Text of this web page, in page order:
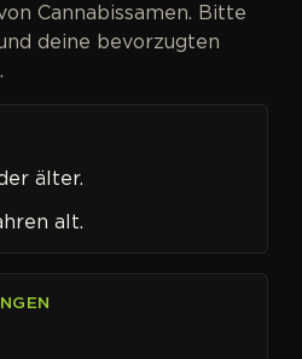
Seed Co.
Cannabissamen. Bitte
deine bevorzugten
älter.
alt.